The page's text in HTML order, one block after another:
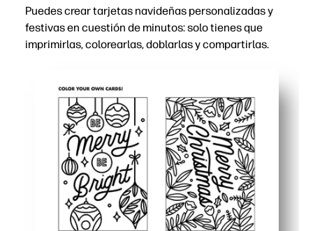
Puedes crear tarjetas navideñas personalizadas y
festivas en cuestión de minutos: solo tienes que
imprimirlas, colorearlas, doblarlas y compartirlas.
Mantiene a los niños ocupados: colorear sin
Multiusos: úsalos como saludos, adornos de regalo o
Haga tantas como necesite: diseños coordinados